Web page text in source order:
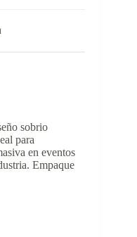
sobrio
para
en eventos
Empaque